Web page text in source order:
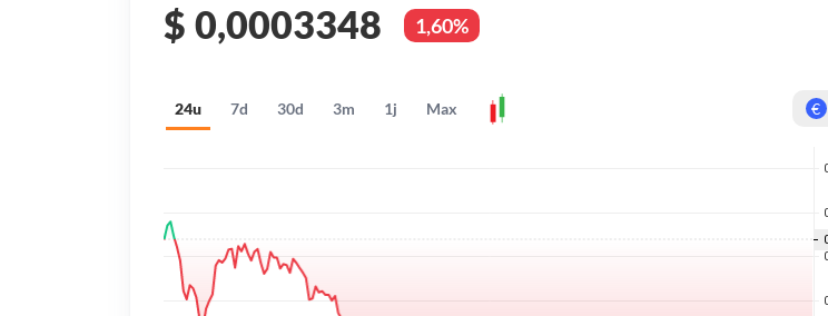
$ 0,0003348 1,60%
24u 7d 30d 3m 1j Max €